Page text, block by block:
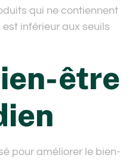
qui ne contiennent
inférieur aux seuils
être
pour améliorer le bien-